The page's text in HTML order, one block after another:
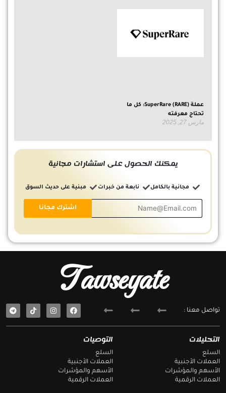
عملة SuperRare (RARE): كل ما
تحتاج معرفته
مارس 27, 2025
يمكنك الحصول على استشارات مجانية
مجانية بالكامل نابعة من خبرات مبنية على حديث السوق
التوصيات
السلع
العملات الأجنبية
الأسهم والمؤشرات
العملات الرقمية
التحليلات
السلع
العملات الأجنبية
الأسهم والمؤشرات
العملات الرقمية
Tawseyate
تواصل معنا :
F
a
e
T
e
e